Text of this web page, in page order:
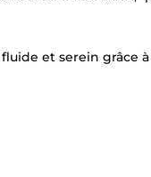
et serein grâce